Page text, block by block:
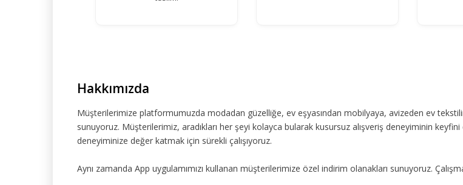
Hakkımızda
Müşterilerimize platformumuzda modadan güzelliğe, ev eşyasından mobilyaya, avizeden ev
sunuyoruz. Müşterilerimiz, aradıkları her şeyi kolayca bularak kusursuz alışveriş deneyiminin
deneyiminize değer katmak için sürekli çalışıyoruz.
Aynı zamanda App uygulamımızı kullanan müşterilerimize özel indirim olanakları sunuyoruz.